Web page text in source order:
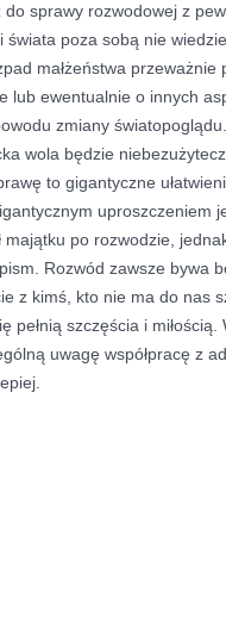
do sprawy rozwodowej z
poza sobą nie
małżeństwa przeważnie
lub ewentualnie o innych
zmiany
wola będzie
to gigantyczne
uproszczeniem
po rozwodzie,
Rozwód zawsze bywa
z kimś, kto nie ma do nas
pełnią szczęścia i
uwagę współpracę z